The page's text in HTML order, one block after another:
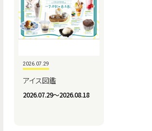
2026.07.29
アイス図鑑
2026.07.29〜2026.08.18